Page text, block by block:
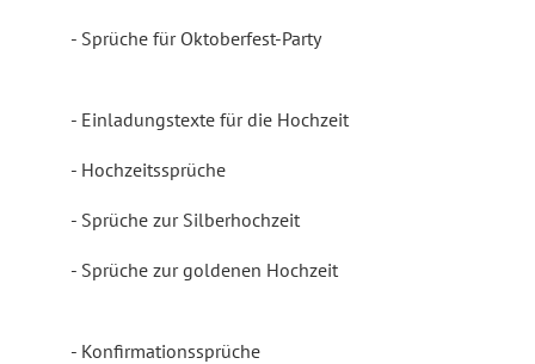
Sprüche für Oktoberfest-Party
Einladungstexte für die Hochzeit
Hochzeitssprüche
Sprüche zur Silberhochzeit
Sprüche zur goldenen Hochzeit
Konfirmationssprüche